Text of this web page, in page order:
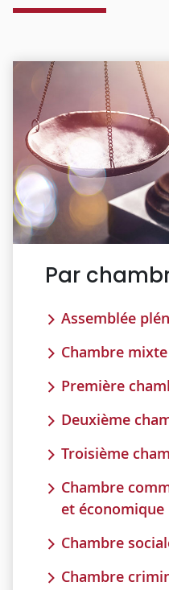
Par
Assemblée
Chambre mixte
Première
Deuxième
Troisième
Chambre
et économique
Chambre
Chambre